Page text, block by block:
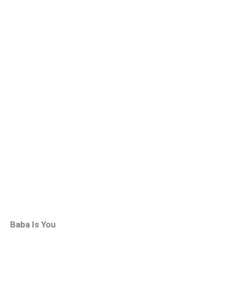
Baba Is You